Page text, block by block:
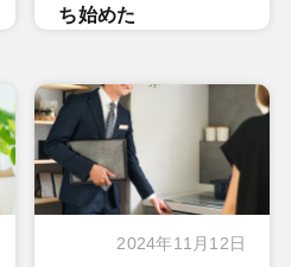
ち始めた
2024年11月12日